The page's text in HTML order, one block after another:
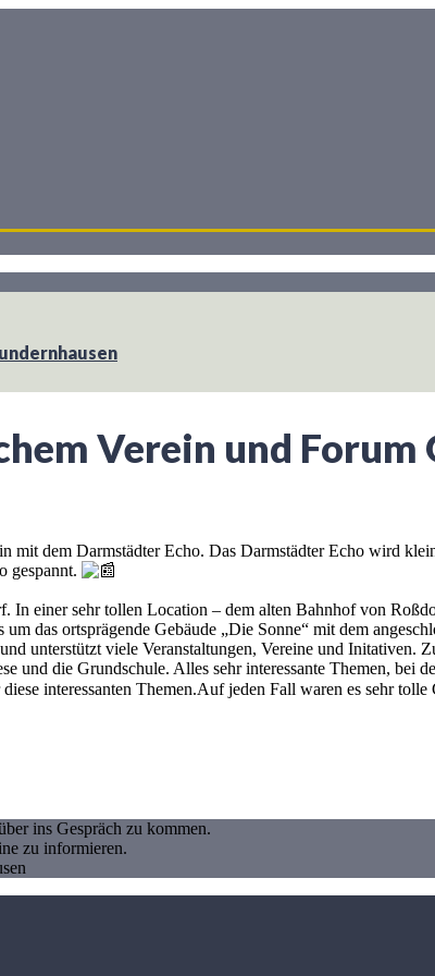
Verein und Forum
dem Darmstädter Echo. Das Darmstädter Echo wird
gespannt.
einer sehr tollen Location – dem alten Bahnhof von
um das ortsprägende Gebäude „Die Sonne“ mit dem
unterstützt viele Veranstaltungen, Vereine und Initativen.
und die Grundschule. Alles sehr interessante Themen, bei
interessanten Themen.Auf jeden Fall waren es sehr tolle
ins Gespräch zu kommen.
zu informieren.